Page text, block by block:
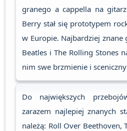
granego a cappella na
Berry stał się prototypem
w Europie. Najbardziej
Beatles i The Rolling Stones
nim swe brzmienie i
Do największych
zarazem najlepiej znanych
należą: Roll Over Beethoven,